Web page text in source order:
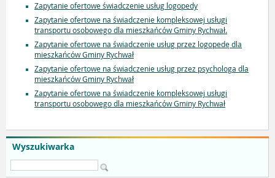
Wyszukiwarka
Zapytanie ofertowe świadczenie usług logopedy
Zapytanie ofertowe na świadczenie kompleksowej usługi
transportu osobowego dla mieszkańców Gminy Rychwał.
Zapytanie ofertowe na świadczenie usług przez logopedę dla
mieszkańców Gminy Rychwał
Zapytanie ofertowe na świadczenie usług przez psychologa dla
mieszkańców Gminy Rychwał
Zapytanie ofertowe na świadczenie kompleksowej usługi
transportu osobowego dla mieszkańców Gminy Rychwał